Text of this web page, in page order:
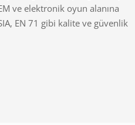
ve elektronik oyun alanına
EN 71 gibi kalite ve güvenlik